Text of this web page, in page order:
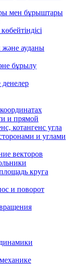
мен бұрыштары
ауданы
бұрылу
денелер
и прямой
котангенс угла
и углами
векторов
круга
и поворот